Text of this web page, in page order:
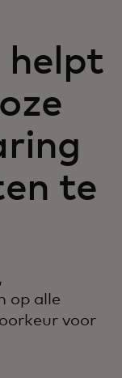
helpt
te
op alle
voor